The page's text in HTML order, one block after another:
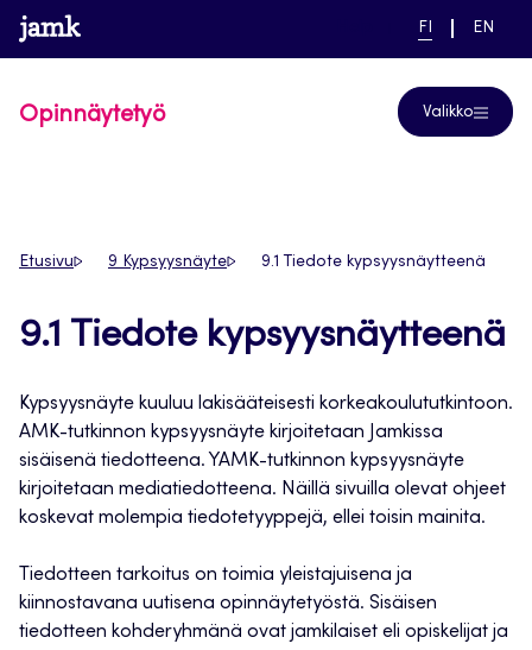
Siirry
suoraan
www.jamk.fi linkki pääsivustolle
NYKYINEN
FI
VAIHDA
EN
Opinnäytetyö Valikko
Etusivu 9 Kypsyysnäyte 9.1 Tiedote kypsyysnäytteenä
9.1 Tiedote kypsyysnäytteenä
Kypsyysnäyte kuuluu lakisääteisesti korkeakoulututkintoon.
AMK-tutkinnon kypsyysnäyte kirjoitetaan Jamkissa
sisäisenä tiedotteena. YAMK-tutkinnon kypsyysnäyte
kirjoitetaan mediatiedotteena. Näillä sivuilla olevat ohjeet
koskevat molempia tiedotetyyppejä, ellei toisin mainita.
Tiedotteen tarkoitus on toimia yleistajuisena ja
kiinnostavana uutisena opinnäytetyöstä. Sisäisen
tiedotteen kohderyhmänä ovat jamkilaiset eli opiskelijat ja